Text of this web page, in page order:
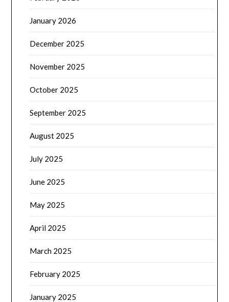
January 2026
December 2025
November 2025
October 2025
September 2025
August 2025
July 2025
June 2025
May 2025
April 2025
March 2025
February 2025
January 2025